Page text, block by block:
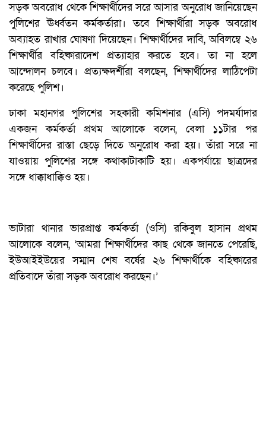
সড়ক অবরোধ থেকে শিক্ষার্থীদের সরে আসার অনুরোধ জানিয়েছেন
পুলিশের ঊর্ধ্বতন কর্মকর্তারা। তবে শিক্ষার্থীরা সড়ক অবরোধ
অব্যাহত রাখার ঘোষণা দিয়েছেন। শিক্ষার্থীদের দাবি, অবিলম্বে ২৬
শিক্ষার্থীর বহিষ্কারাদেশ প্রত্যাহার করতে হবে। তা না হলে
আন্দোলন চলবে। প্রত্যক্ষদর্শীরা বলছেন, শিক্ষার্থীদের লাঠিপেটা
করেছে পুলিশ।
ঢাকা মহানগর পুলিশের সহকারী কমিশনার (এসি) পদমর্যাদার
একজন কর্মকর্তা প্রথম আলোকে বলেন, বেলা ১১টার পর
শিক্ষার্থীদের রাস্তা ছেড়ে দিতে অনুরোধ করা হয়। তাঁরা সরে না
যাওয়ায় পুলিশের সঙ্গে কথাকাটাকাটি হয়। একপর্যায়ে ছাত্রদের
সঙ্গে ধাক্কাধাক্কিও হয়।
ভাটারা থানার ভারপ্রাপ্ত কর্মকর্তা (ওসি) রকিবুল হাসান প্রথম
আলোকে বলেন, ‘আমরা শিক্ষার্থীদের কাছ থেকে জানতে পেরেছি,
ইউআইইউয়ের সম্মান শেষ বর্ষের ২৬ শিক্ষার্থীকে বহিষ্কারের
প্রতিবাদে তাঁরা সড়ক অবরোধ করছেন।’